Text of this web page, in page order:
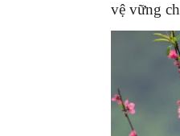
vệ vững